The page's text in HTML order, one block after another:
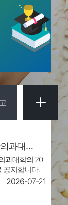
2026년 상지대학교 한의과대학 졸업고사(지필) 시행 공지
과대학의 20
공지합니다.
해 확인하세
2026 07-21